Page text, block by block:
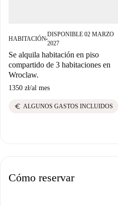
HABITACIÓN■
DISPONIBLE 02 MARZO
2027
Se alquila habitación en piso
compartido de 3 habitaciones en
Wroclaw.
1350 zł/al mes
euro ALGUNOS GASTOS INCLUIDOS
Cómo reservar